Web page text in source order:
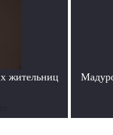
жительниц